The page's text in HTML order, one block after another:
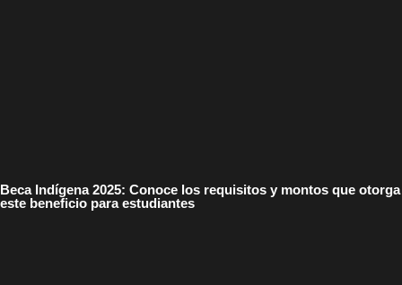
Beca Indígena 2025: Conoce los requisitos y montos que otorga
este beneficio para estudiantes